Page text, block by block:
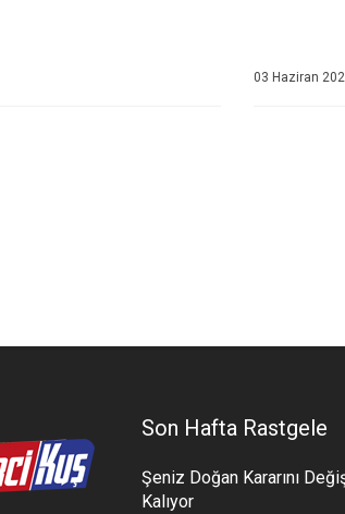
03 Haziran
Son Hafta Rastgele
Şeniz Doğan Kararını
Kalıyor